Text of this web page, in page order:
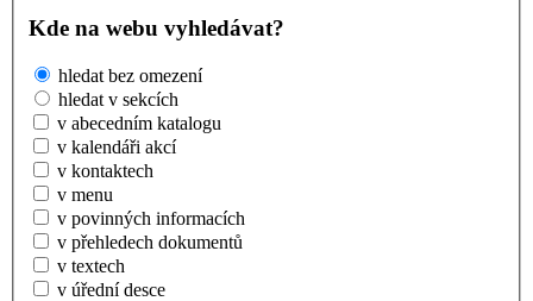
Kde na webu vyhledávat?
hledat bez omezení
hledat v sekcích
v abecedním katalogu
v kalendáři akcí
v kontaktech
v menu
v povinných informacích
v přehledech dokumentů
v textech
v úřední desce